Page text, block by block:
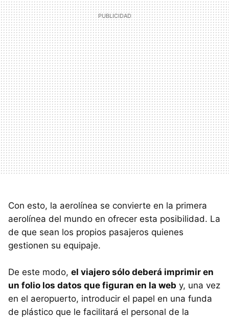
Con esto, la aerolínea se convierte en la primera
aerolínea del mundo en ofrecer esta posibilidad. La
de que sean los propios pasajeros quienes
gestionen su equipaje.
De este modo, el viajero sólo deberá imprimir en
un folio los datos que figuran en la web y, una vez
en el aeropuerto, introducir el papel en una funda
de plástico que le facilitará el personal de la